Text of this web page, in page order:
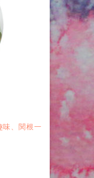
味、 関根一